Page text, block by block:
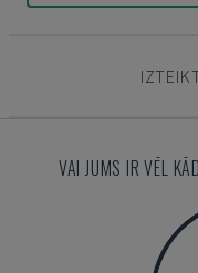
VAI JUMS IR VĒL